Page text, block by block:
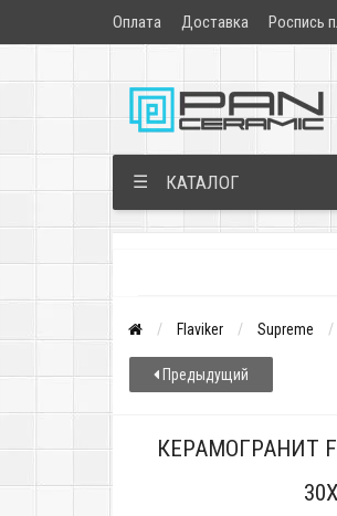
Оплата Доставка Роспись
☰ КАТАЛОГ
Flaviker Supreme
Предыдущий
КЕРАМОГРАНИТ